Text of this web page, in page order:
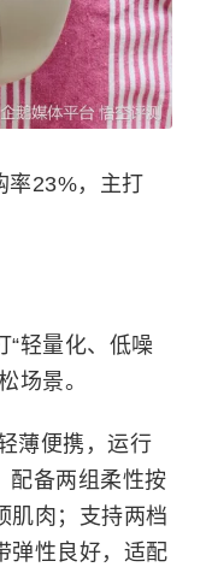
率23%，主打
“轻量化、低噪
场景。
薄便携，运行
配备两组柔性按
肌肉；支持两档
弹性良好，适配